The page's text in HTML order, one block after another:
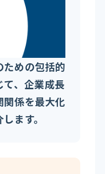
ための包括的
て、企業成長
関係を最大化
ます。